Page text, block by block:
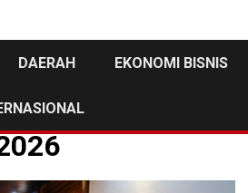
DAERAH EKONOMI BISNIS